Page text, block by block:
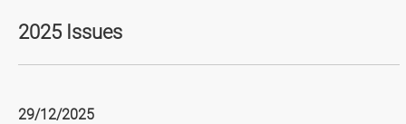
2025 Issues
29/12/2025